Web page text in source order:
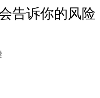
告诉你的风险